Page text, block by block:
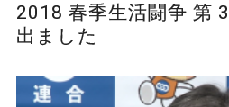
2018 春季生活闘争 第
出ました